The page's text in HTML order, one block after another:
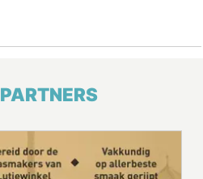
PARTNERS